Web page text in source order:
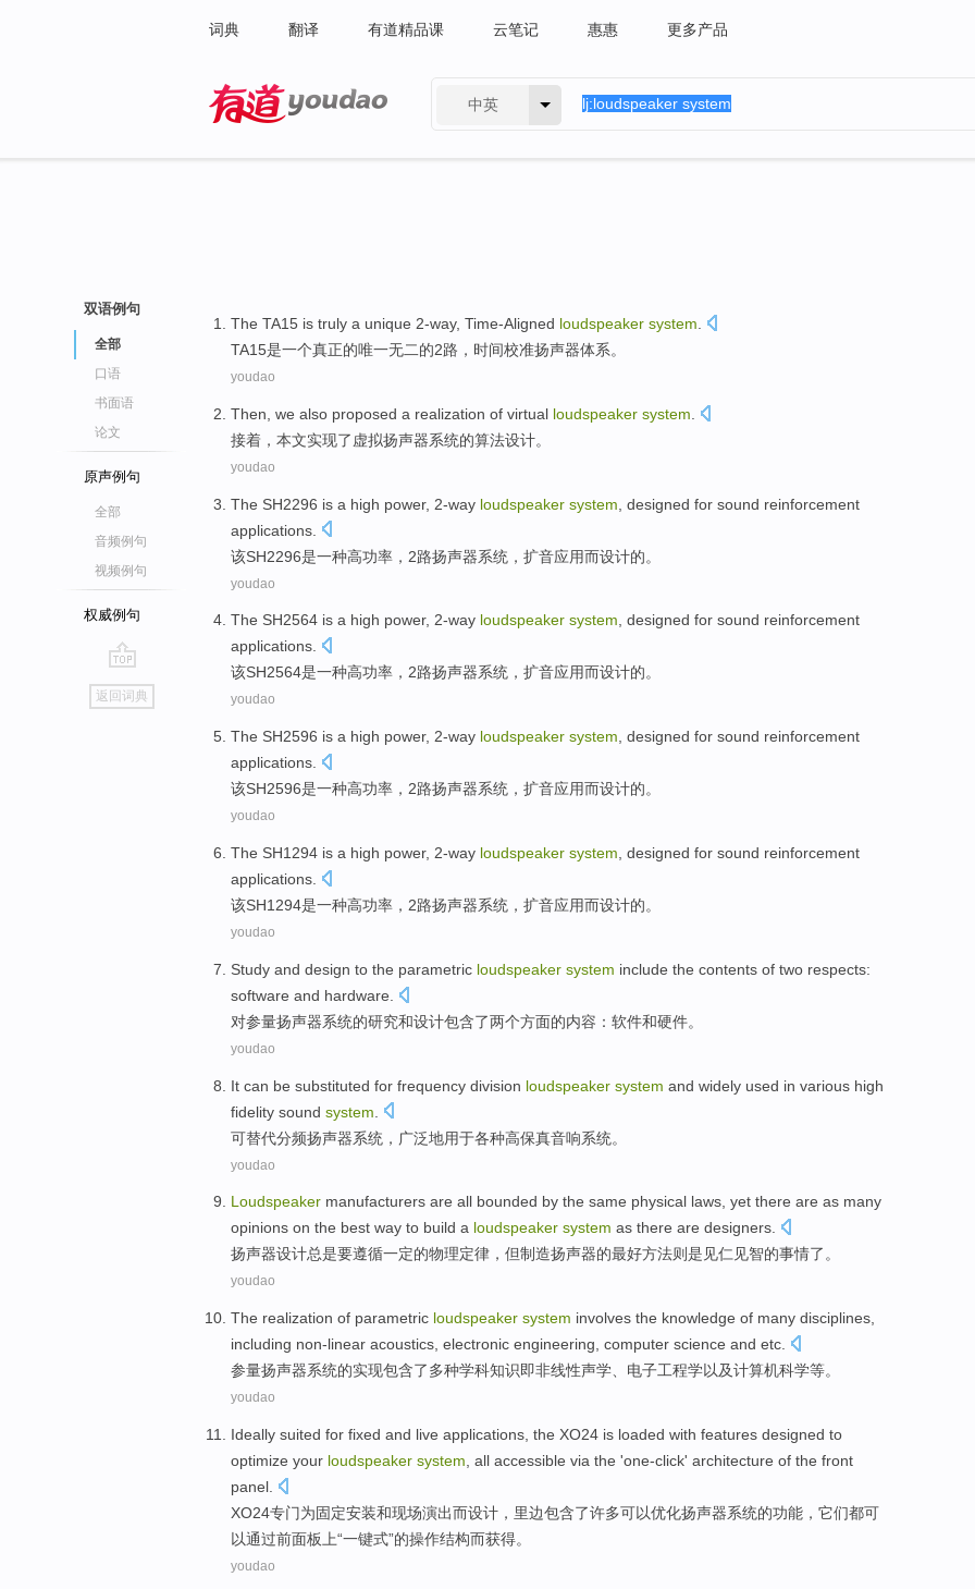
词典 翻译 有道精品课 云笔记 惠惠 更多产品
中英
双语例句
全部
口语
书面语
论文
原声例句
全部
音频例句
视频例句
权威例句
go
top
返回词典
The TA15 is truly a unique 2-way, Time-Aligned loudspeaker system
TA15是一个真正的唯一无二的2路，时间校准扬声器体系。
youdao
Then we also proposed a realization of virtual loudspeaker system
接着 ， 本文实现了 虚拟扬声器系统的算法设计。
youdao
The SH2296 is a high power, 2-way loudspeaker system designed for sound reinforcement
applications
该SH2296是一种高功率 ，2路扬声器系统 ，扩音应用而设计的。
youdao
The SH2564 is a high power, 2-way loudspeaker system, designed for sound reinforcement
applications.
该SH2564是一种高功率 ，2路扬声器系统 ，扩音应用而设计的。
youdao
The SH2596 is a high power, 2-way loudspeaker system designed for sound reinforcement
applications
该SH2596是一种高功率 ，2路扬声器系统 ，扩音应用而设计的。
youdao
The SH1294 is a high power, 2-way loudspeaker system designed for sound reinforcement
applications
该SH1294是一种高功率 ，2路扬声器系统 ，扩音应用而设计的。
youdao
Study and design to the parametric loudspeaker system include the contents of two respects:
software and hardware
对参量扬声器系统的研究和设计包含了两个方面的内容 ： 软件和硬件。
youdao
It can be substituted for frequency division loudspeaker system and widely used in various high
fidelity sound system
可替代分频扬声器系统 ， 广泛地用于各种高保真音响系统。
youdao
Loudspeaker manufacturers are all bounded by the same physical laws, yet there are as many
opinions on the best way to build a loudspeaker system as there are designers.
扬声器设计总是要遵循一定的物理定律 ， 但制造扬声器的最好方法则是见仁见智的事情了。
youdao
The realization of parametric loudspeaker system involves the knowledge of many disciplines
including non-linear acoustics electronic engineering computer science and etc
参量扬声器系统的实现包含了多种学科知识即非线性声学 电子工程学以及计算机科学等。
youdao
Ideally suited for fixed and live applications, the XO24 is loaded with features designed to
optimize your loudspeaker system all accessible via the 'one-click' architecture of the front
panel
XO24专门为固定安装和现场演出而设计 ， 里边包含了许多可以优化扬声器系统的功能 ，它们都可
以通过前面板上“一键式”的操作结构而获得。
youdao